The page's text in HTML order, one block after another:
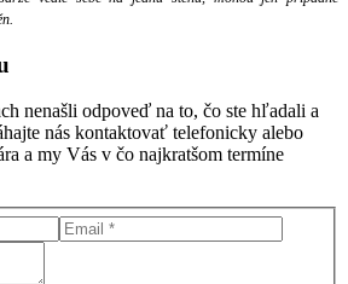
nenašli odpoveď na to, čo ste hľadali a
nás kontaktovať telefonicky alebo
a my Vás v čo najkratšom termíne